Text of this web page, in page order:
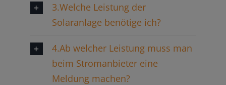
3.Welche Leistung der
Solaranlage benötige ich?
4.Ab welcher Leistung muss man
beim Stromanbieter eine
Meldung machen?